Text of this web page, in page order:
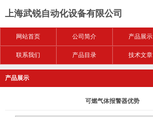
上海武锐自动化设备有限公司
网站首页 公司简介 产品展示
联系我们 产品目录 技术文章
产品展示
可燃气体报警器优势